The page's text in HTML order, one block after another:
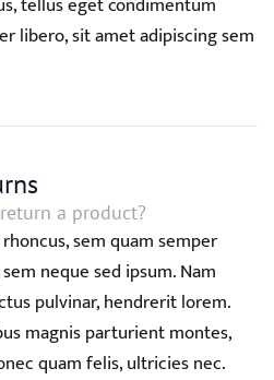
libero, sit amet adipiscing sem
a product?
sem quam semper
neque sed ipsum. Nam
pulvinar, hendrerit lorem.
magnis parturient montes,
quam felis, ultricies nec.